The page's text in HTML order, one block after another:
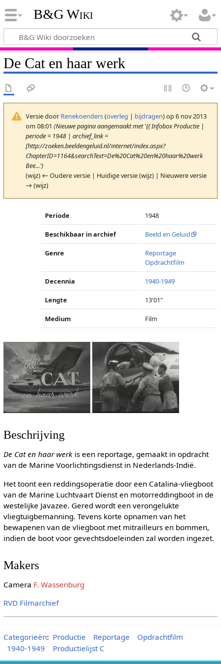
B&G Wiki
De Cat en haar werk
Versie door Renekoenders(overleg | bijdragen)op 6 nov 2013
om 08:01 (Nieuwe pagina aangemaakt met '{{ Infobox Productie |
periode = 1948 | archief_link =
[http://zoeken.beeldengeluid.nl/internet/index.aspx?
ChapterID=1164&searchText=De%20Cat%20en%20haar%20werk
Bee...')
(wijz) ← Oudere versie | Huidige versie (wijz) | Nieuwere versie
→ (wijz)
Periode 1948
Beschikbaar in archief Beeld en Geluid
Genre
Reportage
Opdrachtfilm
Decennia 1940-1949
Lengte 13'01"
Medium Film
Beschrijving
De Cat en haar werkis een reportage, gemaakt in opdracht
van de Marine Voorlichtingsdienst in Nederlands-Indië.
Het toont een reddingsoperatie door een Catalina-vliegboot
van de Marine Luchtvaart Dienst en motorreddingboot in de
westelijke Javazee. Gered wordt een verongelukte
vliegtuigbemanning. Tevens korte opnamen van het
bewapenen van de vliegboot met mitrailleurs en bommen,
indien de boot voor gevechtsdoeleinden zal worden ingezet.
Makers
Camera F. Wassenburg
RVD Filmarchief
Categorieën: Productie Reportage
Opdrachtfilm
1940-1949
Productielijst C